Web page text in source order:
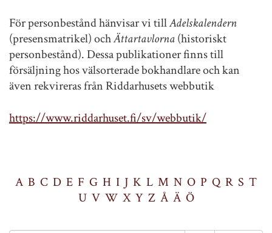
För personbestånd hänvisar vi tillAdelskalendern
(presensmatrikel) ochÄttartavlorna(historiskt
personbestånd). Dessa publikationer finns till
försäljning hos välsorterade bokhandlare och kan
även rekvireras från Riddarhusets webbutik
https://www.riddarhuset.fi/sv/webbutik/
A B C D E F G H I J K L M N O P Q R S T
U V W X Y Z Å Ä Ö